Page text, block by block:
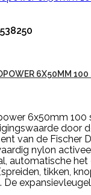
6X50MM
6x50mm 100
door
van de Fischer
nylon
automatische
tikken,